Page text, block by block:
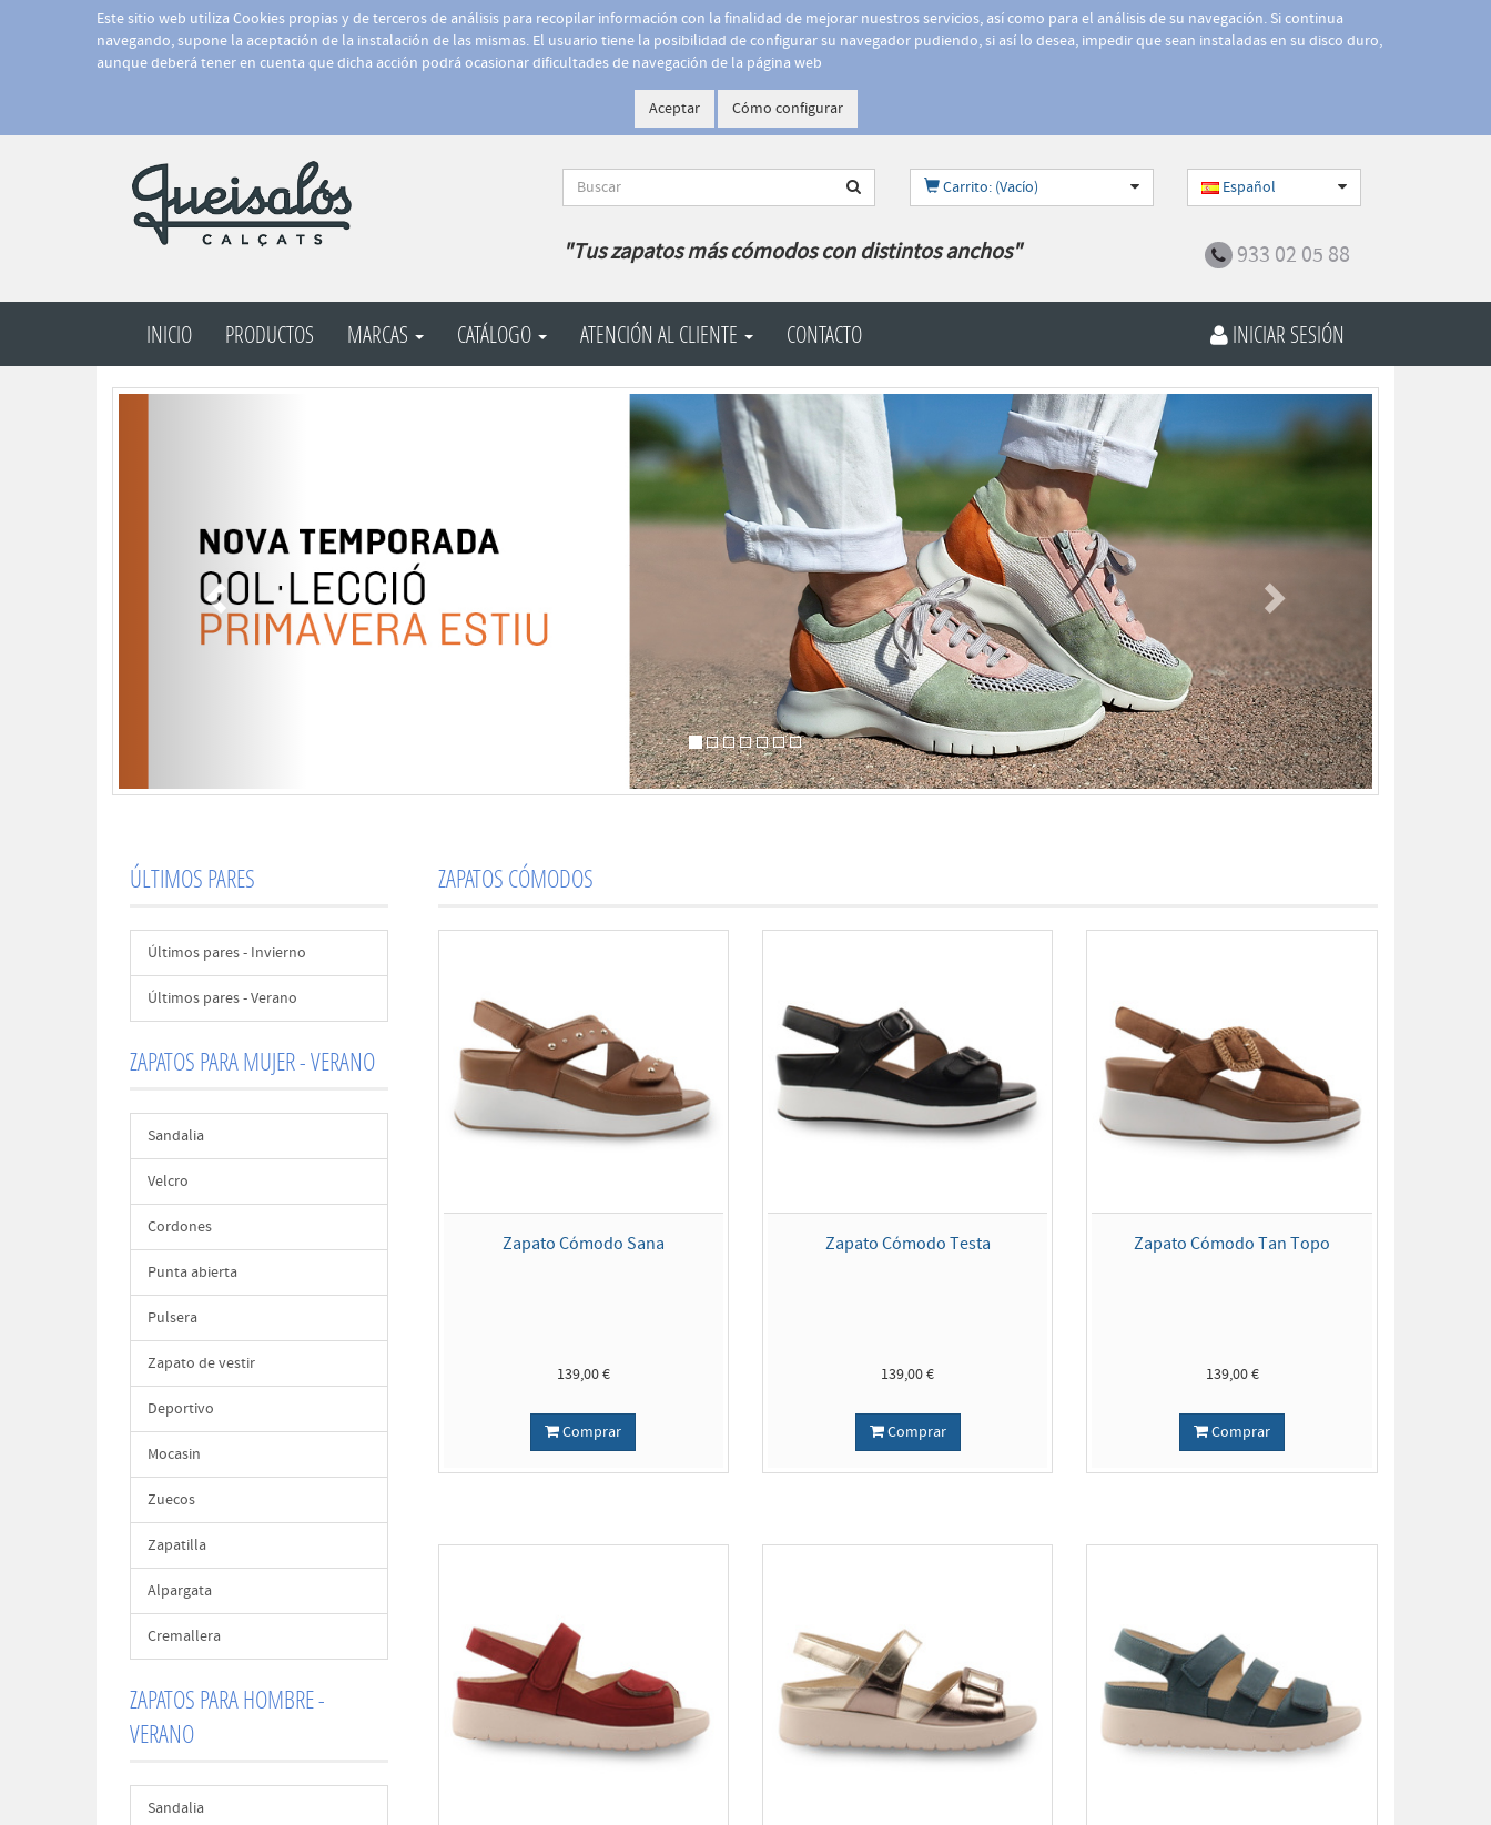
Este sitio web utiliza Cookies propias y de terceros de análisis para recopilar información con la finalidad de mejorar nuestros servicios, así como para el análisis de su navegación. Si continua
navegando, supone la aceptación de la instalación de las mismas. El usuario tiene la posibilidad de configurar su navegador pudiendo, si así lo desea, impedir que sean instaladas en su disco duro,
aunque deberá tener en cuenta que dicha acción podrá ocasionar dificultades de navegación de la página web
Aceptar Cómo configurar
Carrito: (Vacío) Español
"Tus zapatos más cómodos con distintos anchos" 933 02 05 88
INICIO PRODUCTOS MARCAS CATÁLOGO ATENCIÓN AL CLIENTE CONTACTO INICIAR SESIÓN
Siguiente
ÚLTIMOS PARES
Últimos pares - Invierno
Últimos pares - Verano
ZAPATOS PARA MUJER - VERANO
Sandalia
Velcro
Cordones
Punta abierta
Pulsera
Zapato de vestir
Deportivo
Mocasin
Zuecos
Zapatilla
Alpargata
Cremallera
ZAPATOS PARA HOMBRE -
VERANO
Sandalia
ZAPATOS CÓMODOS
Zapato Cómodo Sana
139,00 €
Comprar
Zapato Cómodo Testa
139,00 €
Comprar
Zapato Cómodo Tan Topo
139,00 €
Comprar